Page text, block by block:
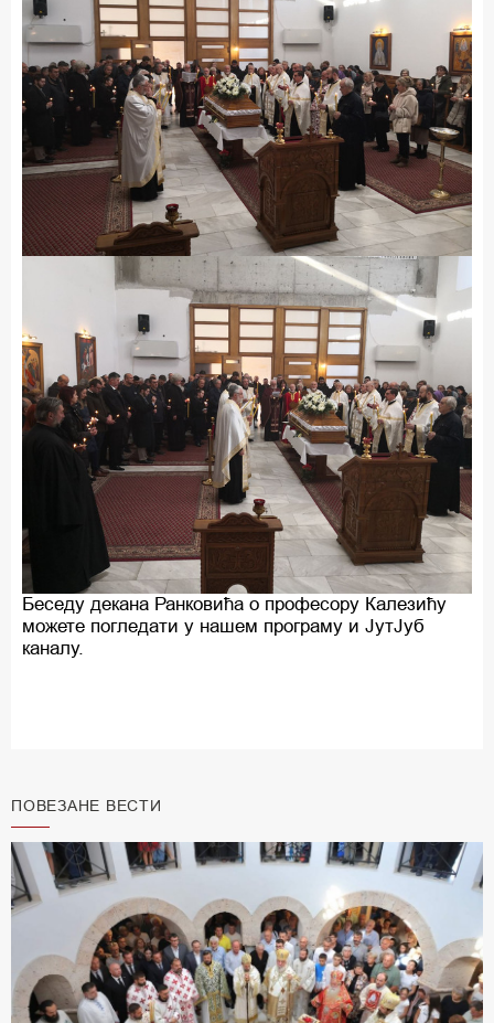
Беседу декана Ранковића о професору Калезићу
можете погледати у нашем програму и ЈутЈуб
каналу.
ПОВЕЗАНЕ ВЕСТИ